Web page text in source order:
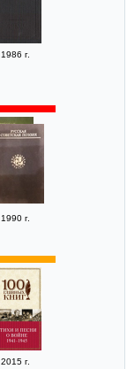
1986 г.
1990 г.
2015 г.